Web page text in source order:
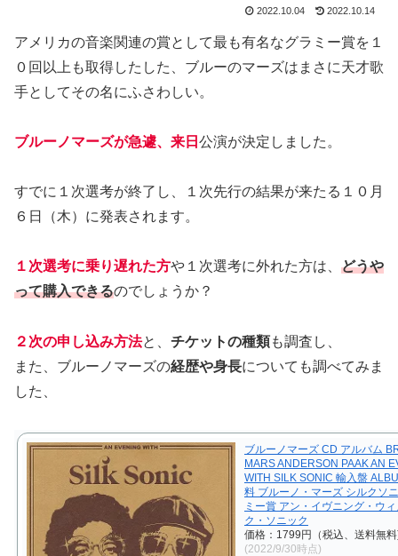
2022.10.04 2022.10.14
アメリカの音楽関連の賞として最も有名なグラミー賞を１
０回以上も取得したした、ブルーのマーズはまさに天才歌
手としてその名にふさわしい。
ブルーノマーズが急遽、来日 公演が決定しました。
すでに１次選考が終了し、１次先行の結果が来たる１０月
６日（木）に発表されます。
１次選考に乗り遅れた方や１次選考に外れた方は、 どうや
って購入できるのでしょうか？
２次の申し込み方法と、 チケットの種類も調査し、
また、ブルーノマーズの経歴や身長についても調べてみま
した、
ブルーノマーズ CD アルバム
MARS ANDERSON PAAK AN
WITH SILK SONIC 輸入盤
料 ブルーノ・マーズ シルクソ
ミー賞 アン・イヴニング・ウ
ク・ソニック
価格：1799円（税込、送料無
(2022/9/30時点)